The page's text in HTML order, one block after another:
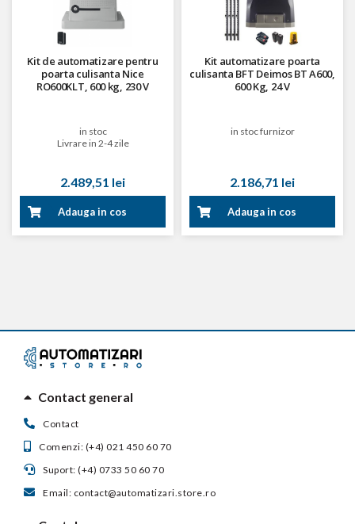
Kit de automatizare pentru
poarta culisanta Nice
RO600KLT, 600 kg, 230 V
in stoc
Livrare in 2-4 zile
2.489,51 lei
Adauga in cos
Kit automatizare poarta
culisanta BFT Deimos BT A600,
600 Kg, 24 V
in stoc furnizor
2.186,71 lei
Adauga in cos
Contact general
Contact
Comenzi: (+4) 021 450 60 70
Suport: (+4) 0733 50 60 70
Email: contact@automatizari.store.ro